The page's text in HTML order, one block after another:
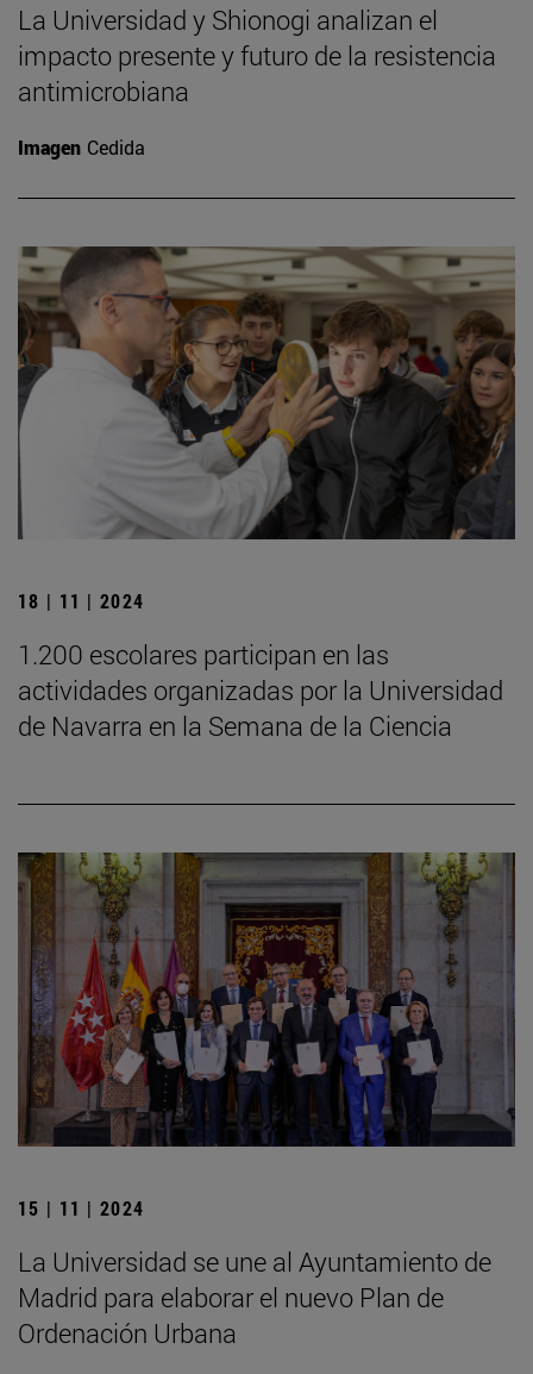
La Universidad y Shionogi analizan el
impacto presente y futuro de la resistencia
antimicrobiana
Imagen Cedida
18 | 11 | 2024
1.200 escolares participan en las
actividades organizadas por la Universidad
de Navarra en la Semana de la Ciencia
15 | 11 | 2024
La Universidad se une al Ayuntamiento de
Madrid para elaborar el nuevo Plan de
Ordenación Urbana